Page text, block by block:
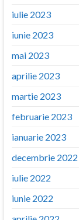
iulie 2023
iunie 2023
mai 2023
aprilie 2023
martie 2023
februarie 2023
ianuarie 2023
decembrie 2022
iulie 2022
iunie 2022